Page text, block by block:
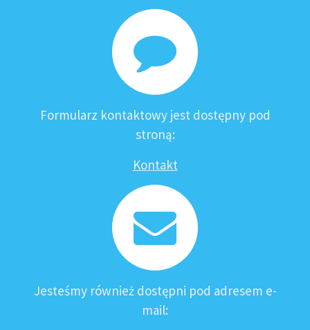
Formularz kontaktowy jest dostępny pod
stroną:
Kontakt
Jesteśmy również dostępni pod adresem e-
mail: